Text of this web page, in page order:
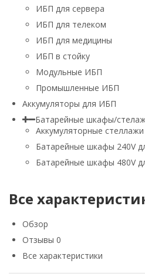
ИБП для сервера
ИБП для телеком
ИБП для медицины
ИБП в стойку
Модульные ИБП
Промышленные ИБП
Аккумуляторы для ИБП
Батарейные шкафы/
Аккумуляторные стеллажи
Батарейные шкафы 240V
Батарейные шкафы 480V
Все
Обзор
Отзывы 0
Все характеристики